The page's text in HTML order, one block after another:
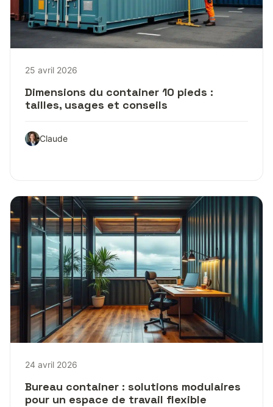
25 avril 2026
Dimensions du container 10 pieds :
tailles, usages et conseils
Claude
24 avril 2026
Bureau container : solutions modulaires
pour un espace de travail flexible